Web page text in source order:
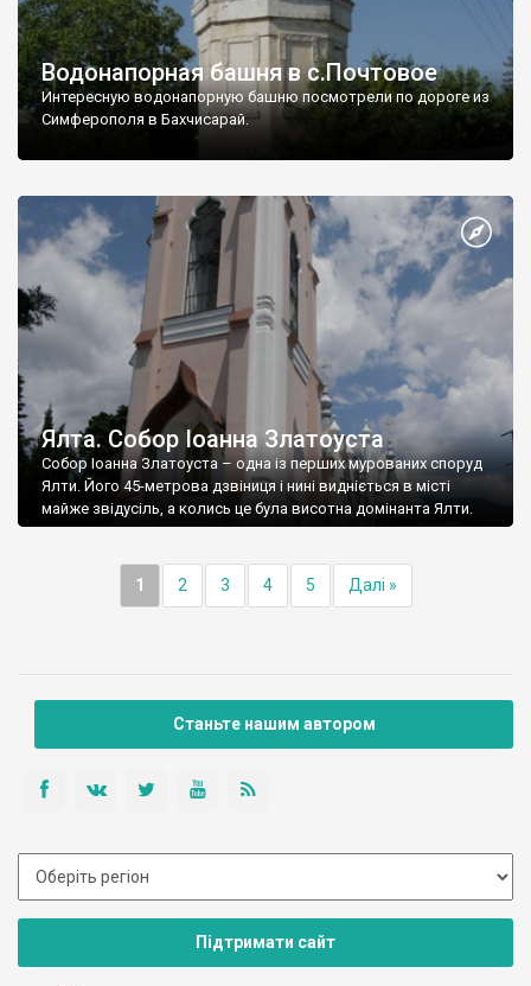
Водонапорная башня в с.Почтовое
Интересную водонапорную башню посмотрели по дороге из
Симферополя в Бахчисарай.
Ялта. Собор Іоанна Златоуста
Собор Іоанна Златоуста – одна із перших мурованих споруд
Ялти. Його 45-метрова дзвіниця і нині видніється в місті
майже звідусіль, а колись це була висотна домінанта Ялти.
1 2 3 4 5 Далі »
Станьте нашим автором
Підтримати сайт